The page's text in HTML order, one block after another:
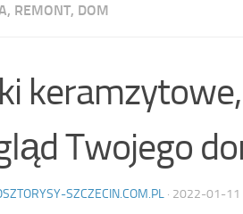
REMONT, DOM
Twojego
SZCZECIN.COM.PL · 2022-01-11